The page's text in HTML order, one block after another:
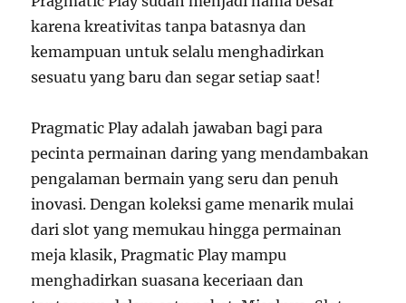
karena kreativitas tanpa batasnya dan
kemampuan untuk selalu menghadirkan
sesuatu yang baru dan segar setiap saat!
Pragmatic Play adalah jawaban bagi para
pecinta permainan daring yang mendambakan
pengalaman bermain yang seru dan penuh
inovasi. Dengan koleksi game menarik mulai
dari slot yang memukau hingga permainan
meja klasik, Pragmatic Play mampu
menghadirkan suasana keceriaan dan